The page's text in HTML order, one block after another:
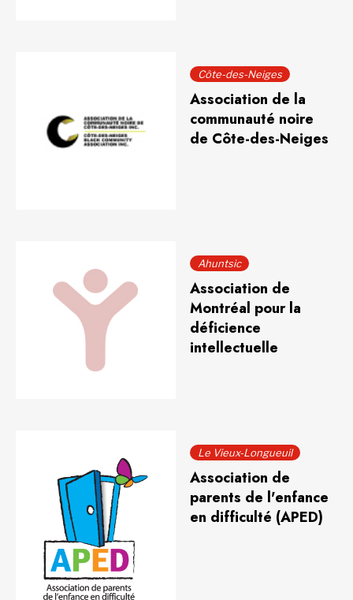
Côte-des-Neiges
Association de la
communauté noire
de Côte-des-Neiges
Ahuntsic
Association de
Montréal pour la
déficience
intellectuelle
Le Vieux-Longueuil
Association de
parents de l'enfance
en difficulté (APED)